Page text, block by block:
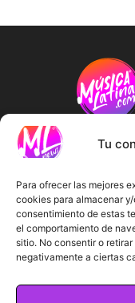
Tu
Para ofrecer las mejores
cookies para almacenar
consentimiento de estas
el comportamiento de
sitio. No consentir o
negativamente a ciertas